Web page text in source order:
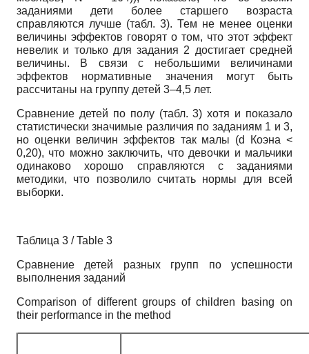
заданиями дети более старшего возраста
справляются лучше (табл. 3). Тем не менее оценки
величины эффектов говорят о том, что этот эффект
невелик и только для задания 2 достигает средней
величины. В связи с небольшими величинами
эффектов нормативные значения могут быть
рассчитаны на группу детей 3–4,5 лет.
Сравнение детей по полу (табл. 3) хотя и показало
статистически значимые различия по заданиям 1 и 3,
но оценки величин эффектов так малы (d Коэна <
0,20), что можно заключить, что девочки и мальчики
одинаково хорошо справляются с заданиями
методики, что позволило считать нормы для всей
выборки.
Таблица 3 / Table 3
Сравнение детей разных групп по успешности
выполнения заданий
Comparison of different groups of children basing on
their performance in the method